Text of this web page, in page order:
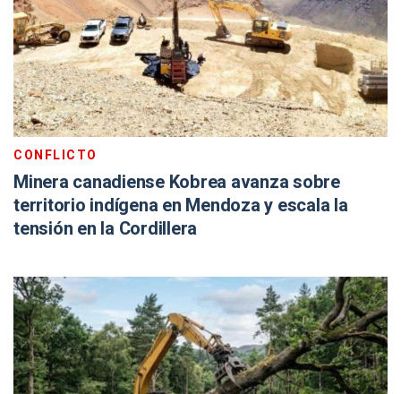
CONFLICTO
Minera canadiense Kobrea avanza sobre
territorio indígena en Mendoza y escala la
tensión en la Cordillera